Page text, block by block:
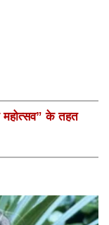
महोत्सव” के तहत